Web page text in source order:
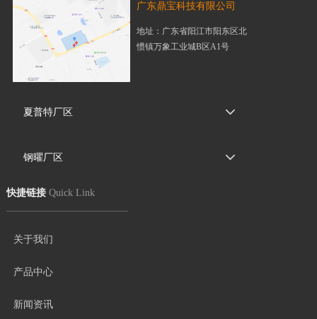
快捷链接 Quick Link
关于我们
产品中心
新闻资讯
广东鼎宝科技有限公司
地址：广东省阳江市阳东区北
惯镇万象工业城B区A1号
夏普特厂区
钢曜厂区